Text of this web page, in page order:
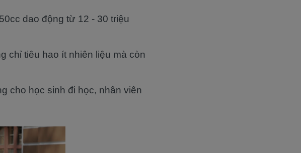
dao động từ 12 - 30 triệu
chỉ tiêu hao ít nhiên liệu mà còn
cho học sinh đi học, nhân viên